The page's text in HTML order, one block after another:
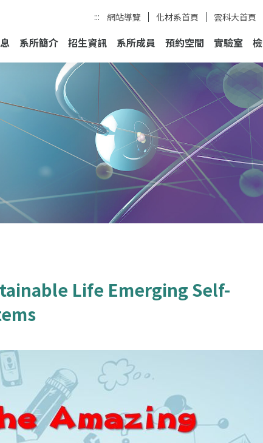
::: 網站導覽 化材系首頁 雲科大首頁
系所簡介 招生資訊 系所成員 預約空間 實驗室
Life Emerging Self-